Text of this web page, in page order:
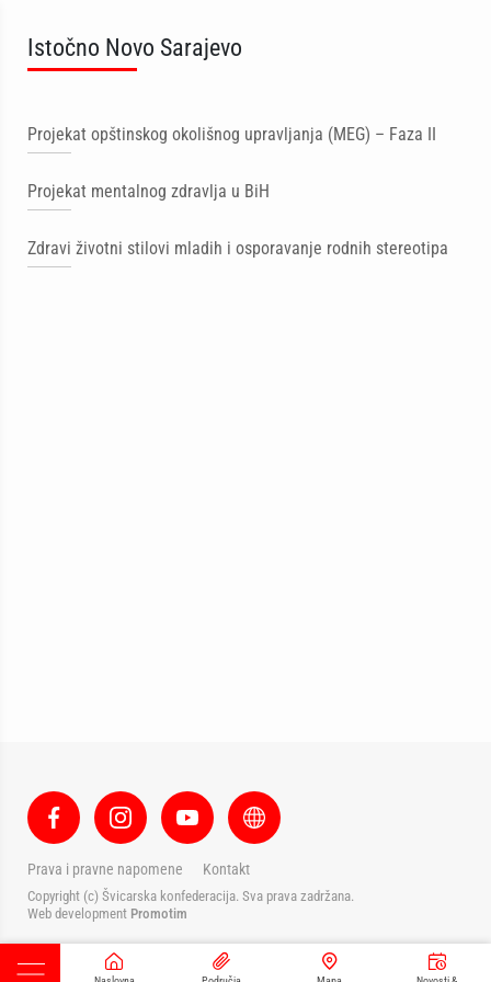
Istočno Novo Sarajevo
Projekat opštinskog okolišnog upravljanja (MEG) – Faza II
Projekat mentalnog zdravlja u BiH
Zdravi životni stilovi mladih i osporavanje rodnih stereotipa
Prava i pravne napomene Kontakt
Copyright (c) Švicarska konfederacija. Sva prava zadržana.
Web development Promotim